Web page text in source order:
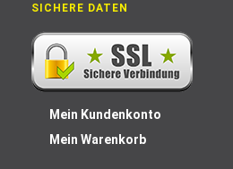
SICHERE DATEN
Mein Kundenkonto
Mein Warenkorb